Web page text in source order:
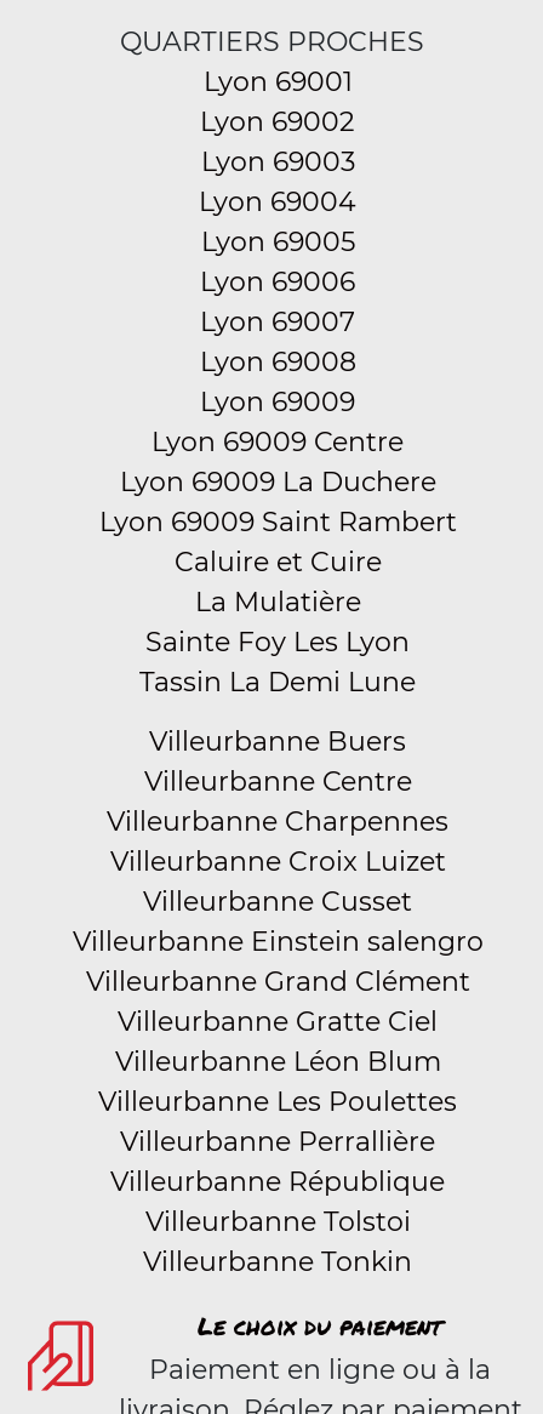
QUARTIERS PROCHES
Lyon 69001
Lyon 69002
Lyon 69003
Lyon 69004
Lyon 69005
Lyon 69006
Lyon 69007
Lyon 69008
Lyon 69009
Lyon 69009 Centre
Lyon 69009 La Duchere
Lyon 69009 Saint Rambert
Caluire et Cuire
La Mulatière
Sainte Foy Les Lyon
Tassin La Demi Lune
Villeurbanne Buers
Villeurbanne Centre
Villeurbanne Charpennes
Villeurbanne Croix Luizet
Villeurbanne Cusset
Villeurbanne Einstein salengro
Villeurbanne Grand Clément
Villeurbanne Gratte Ciel
Villeurbanne Léon Blum
Villeurbanne Les Poulettes
Villeurbanne Perrallière
Villeurbanne République
Villeurbanne Tolstoi
Villeurbanne Tonkin
Le choix du paiement
Paiement en ligne ou à la